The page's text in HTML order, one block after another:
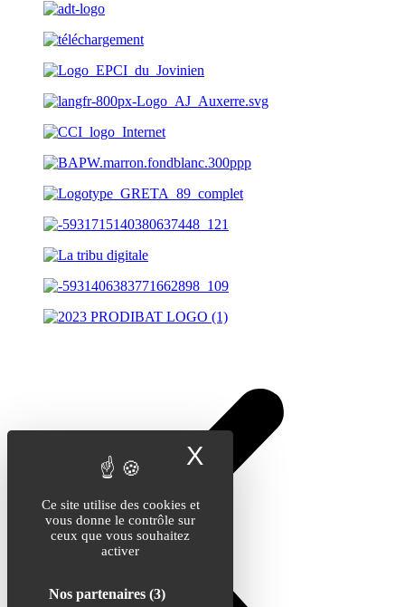
Ce site utilise des cookies et
vous donne le contrôle sur
ceux que vous souhaitez
activer
Nos partenaires (3)
X Masquer le